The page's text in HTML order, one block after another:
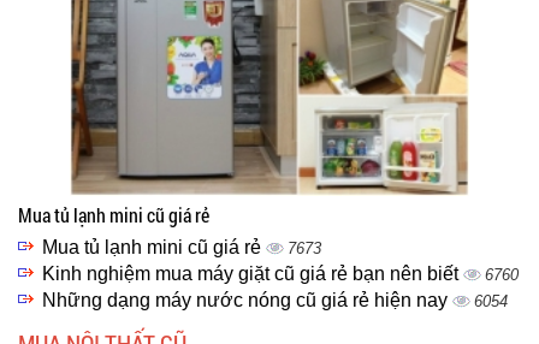
Mua tủ lạnh mini cũ giá rẻ
Mua tủ lạnh mini cũ giá rẻ 7673
Kinh nghiệm mua máy giặt cũ giá rẻ bạn nên biết 6760
Những dạng máy nước nóng cũ giá rẻ hiện nay 6054